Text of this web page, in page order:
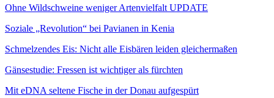
Ohne Wildschweine weniger Artenvielfalt UPDATE
Soziale „Revolution“ bei Pavianen in Kenia
Schmelzendes Eis: Nicht alle Eisbären leiden gleichermaßen
Gänsestudie: Fressen ist wichtiger als fürchten
Mit eDNA seltene Fische in der Donau aufgespürt